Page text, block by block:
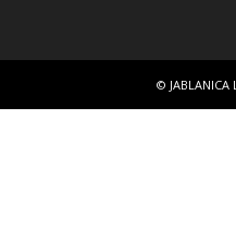
© JABLANICA